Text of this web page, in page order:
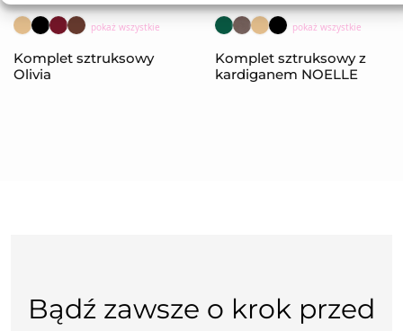
pokaż wszystkie
Komplet sztruksowy
Olivia
pokaż wszystkie
Komplet sztruksowy z
kardiganem NOELLE
Bądź zawsze o krok przed